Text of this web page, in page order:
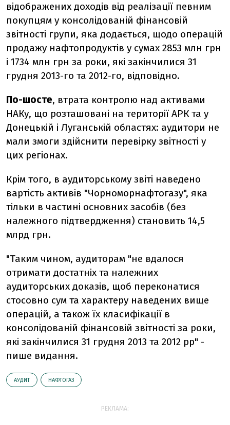
відображених доходів від реалізації певним
покупцям у консолідованій фінансовій
звітності групи, яка додається, щодо операцій
продажу нафтопродуктів у сумах 2853 млн грн
і 1734 млн грн за роки, які закінчилися 31
грудня 2013-го та 2012-го, відповідно.
По-шосте, втрата контролю над активами
НАКу, що розташовані на території АРК та у
Донецькій і Луганській областях: аудитори не
мали змоги здійснити перевірку звітності у
цих регіонах.
Крім того, в аудиторському звіті наведено
вартість активів "Чорноморнафтогазу", яка
тільки в частині основних засобів (без
належного підтвердження) становить 14,5
млрд грн.
"Таким чином, аудиторам "не вдалося
отримати достатніх та належних
аудиторських доказів, щоб переконатися
стосовно сум та характеру наведених вище
операцій, а також їх класифікації в
консолідованій фінансовій звітності за роки,
які закінчилися 31 грудня 2013 та 2012 рр" -
пише видання.
АУДИТ НАФТОГАЗ
РЕКЛАМА: